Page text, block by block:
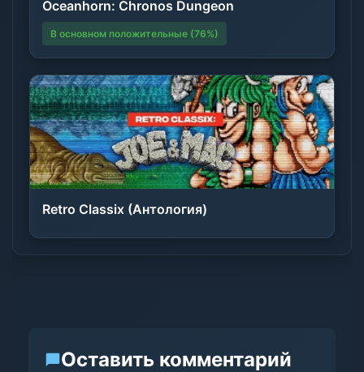
Oceanhorn: Chronos Dungeon
В основном положительные (76%)
Retro Classix (Антология)
Оставить комментарий